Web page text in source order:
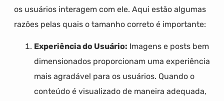
os usuários interagem com ele. Aqui estão algumas
razões pelas quais o tamanho correto é importante:
Experiência do Usuário: Imagens e posts bem
dimensionados proporcionam uma experiência
mais agradável para os usuários. Quando o
conteúdo é visualizado de maneira adequada,